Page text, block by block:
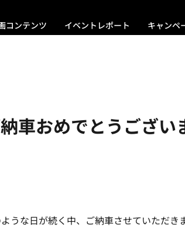
コンテンツ イベントレポート キャンペ
納車おめでとうござい
うな日が続く中、ご納車させていただき